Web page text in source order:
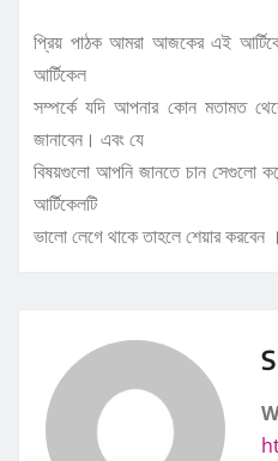
প্রিয় পাঠক আমরা আজকের এই
আর্টিকেল
সম্পর্কে যদি আপনার কোন মতামত
জানাবেন। এবং যে
বিষয়গুলো আপনি জানতে চান সেগুলো
আর্টিকেলটি
ভালো লেগে থাকে তাহলে শেয়ার করবেন ।